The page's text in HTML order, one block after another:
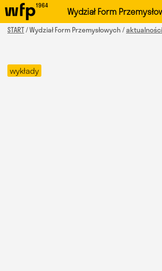
Oficjalna witryna
Wydział Form
START/ Wydział Form Przemysłowych /aktualności
wykłady